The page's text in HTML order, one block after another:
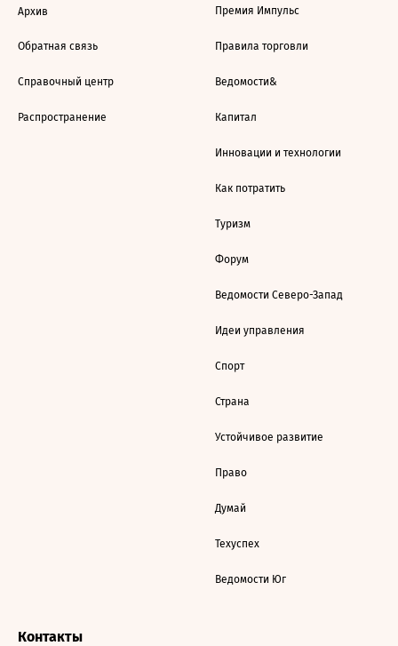
Архив
Обратная связь
Справочный центр
Распространение
Премия Импульс
Правила торговли
Ведомости&
Капитал
Инновации и технологии
Как потратить
Туризм
Форум
Ведомости Северо-Запад
Идеи управления
Спорт
Страна
Устойчивое развитие
Право
Думай
Техуспех
Ведомости Юг
Контакты